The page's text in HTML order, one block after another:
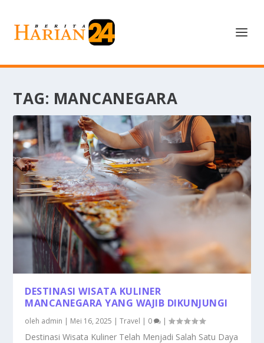
TAG: MANCANEGARA
DESTINASI WISATA KULINER
MANCANEGARA YANG WAJIB DIKUNJUNGI
oleh admin | Mei 16, 2025 |Travel | 0 |
Destinasi Wisata Kuliner Telah Menjadi Salah Satu Daya